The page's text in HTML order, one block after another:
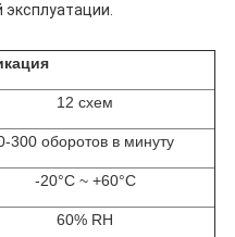
12 схем
300 оборотов в минуту
-20°C ~ +60°C
60% RH